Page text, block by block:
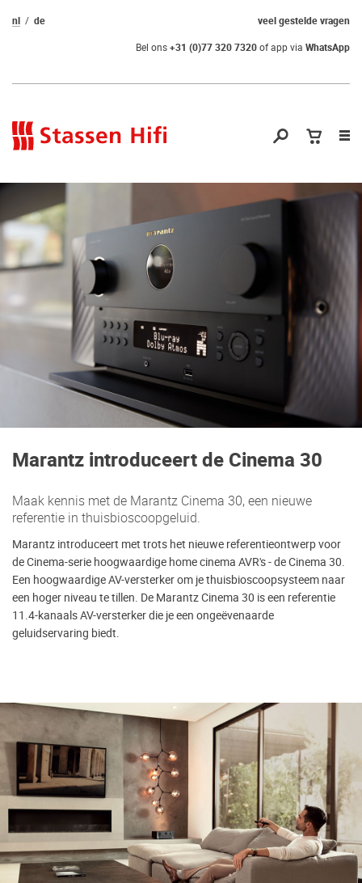
veel gestelde vragen
nl de
Bel ons+31 (0)77 320 7320of app via WhatsApp
Marantz introduceert de Cinema 30
Maak kennis met de Marantz Cinema 30, een nieuwe
referentie in thuisbioscoopgeluid.
Marantz introduceert met trots het nieuwe referentieontwerp voor
de Cinema-serie hoogwaardige home cinema AVR's - de Cinema 30.
Een hoogwaardige AV-versterker om je thuisbioscoopsysteem naar
een hoger niveau te tillen. De Marantz Cinema 30 is een referentie
11.4-kanaals AV-versterker die je een ongeëvenaarde
geluidservaring biedt.